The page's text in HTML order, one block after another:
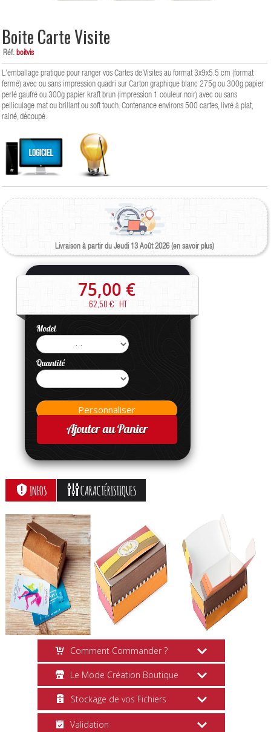
Boite Carte Visite
Réf. boitvis
L'emballage pratique pour ranger vos Cartes de Visites au format 3x9x5.5 cm (format
fermé) avec ou sans impression quadri sur Carton graphique blanc 275g ou 300g papier
perlé gaufré ou 300g papier kraft brun (impression 1 couleur noir) avec ou sans
pelliculage mat ou brillant ou soft touch. Contenance environs 500 cartes, livré à plat,
rainé, découpé.
Livraison à partir du Jeudi 13 Août 2026 (en savoir plus)
75,00 €
62,50 €HT
Model
Quantité
Ajouter au Panier
INFOS CARACTÉRISTIQUES
Comment Commander ?
Création en Ligne
Choisissez vos options, cliquez sur le
bouton Personnaliser
et suivez les
Le Mode Création Boutique
Mise en Page
Stockage de vos Fichiers
Validation